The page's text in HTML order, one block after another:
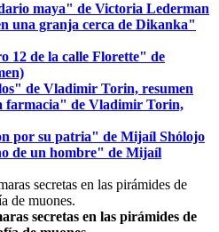
maya" de Victoria Lederman
una granja cerca de Dikanka"
12 de la calle Florette" de
de Vladimir Torin, resumen
farmacia" de Vladimir Torin,
por su patria" de Mijaíl Shólojo
de un hombre" de Mijaíl
secretas en las pirámides de